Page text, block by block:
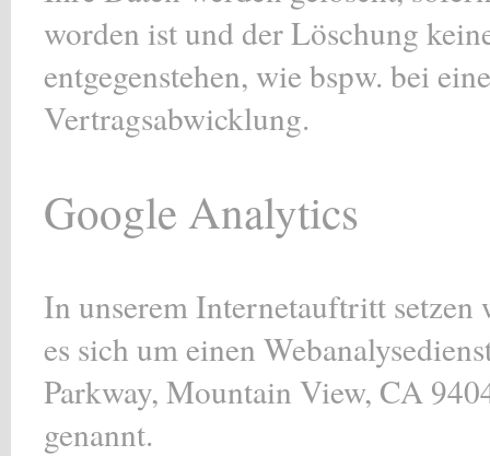
worden ist und der Löschung
entgegenstehen, wie bspw. bei
Vertragsabwicklung.
Google Analytics
In unserem Internetauftritt
es sich um einen
Parkway, Mountain View, CA
genannt.